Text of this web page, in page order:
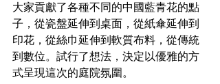
大家貢獻了各種不同的中國藍青花的點
子，從瓷盤延伸到桌面，從紙傘延伸到
印花，從絲巾延伸到軟質布料，從傳統
到數位。試行了想法，決定以優雅的方
式呈現這次的庭院氛圍。